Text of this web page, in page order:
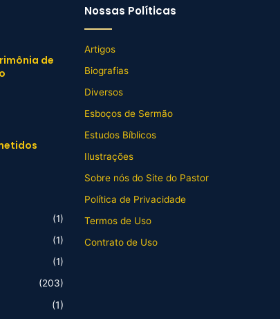
de
(1)
(1)
(1)
(203)
(1)
Nossas Políticas
Artigos
Biografias
Diversos
Esboços de Sermão
Estudos Bíblicos
Ilustrações
Sobre nós do Site do Pastor
Política de Privacidade
Termos de Uso
Contrato de Uso